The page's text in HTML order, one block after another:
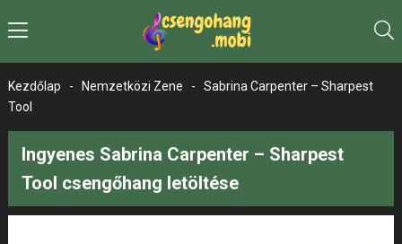
Kezdőlap - Nemzetközi Zene -
Sabrina Carpenter – Sharpest
Tool
Ingyenes Sabrina Carpenter – Sharpest
Tool csengőhang letöltése